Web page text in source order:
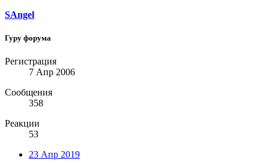
SAngel
Гуру форума
Регистрация
7 Апр 2006
Сообщения
358
Реакции
53
23 Апр 2019